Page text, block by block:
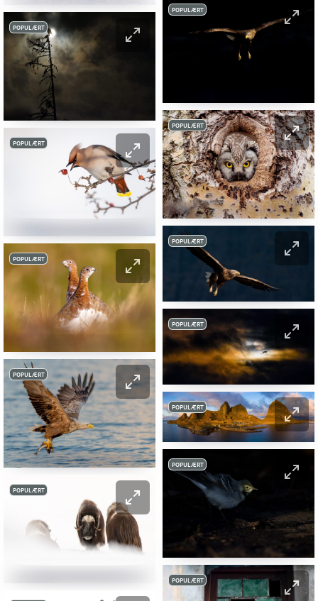
POPULÆRT
POPULÆRT
POPULÆRT
POPULÆRT
POPULÆRT
POPULÆRT
POPULÆRT
POPULÆRT
POPULÆRT
POPULÆRT
POPULÆRT
POPULÆRT